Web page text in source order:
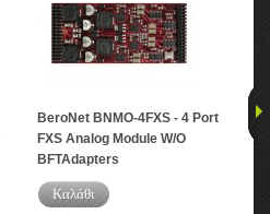
BeroNet BNMO-4FXS - 4 Port
FXS Analog Module W/O
BFTAdapters
Καλάθι